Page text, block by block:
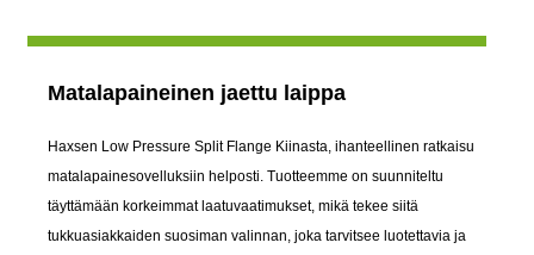
Matalapaineinen jaettu laippa
Haxsen Low Pressure Split Flange Kiinasta, ihanteellinen ratkaisu
matalapainesovelluksiin helposti. Tuotteemme on suunniteltu
täyttämään korkeimmat laatuvaatimukset, mikä tekee siitä
tukkuasiakkaiden suosiman valinnan, joka tarvitsee luotettavia ja